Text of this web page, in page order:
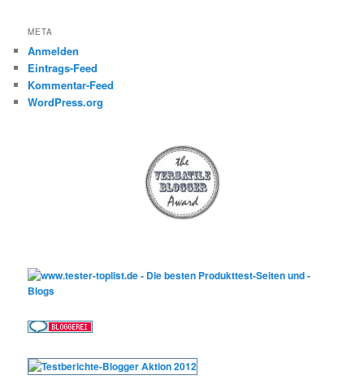
META
Anmelden
Eintrags-Feed
Kommentar-Feed
WordPress.org